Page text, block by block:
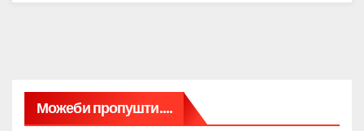
Можеби пропушти....